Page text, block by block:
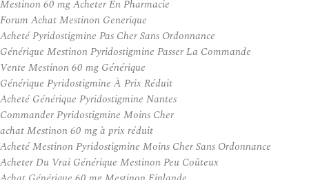
Mestinon 60 mg Acheter En Pharmacie
Forum Achat Mestinon Generique
Acheté Pyridostigmine Pas Cher Sans Ordonnance
Générique Mestinon Pyridostigmine Passer La Commande
Vente Mestinon 60 mg Générique
Générique Pyridostigmine À Prix Réduit
Acheté Générique Pyridostigmine Nantes
Commander Pyridostigmine Moins Cher
achat Mestinon 60 mg à prix réduit
Acheté Mestinon Pyridostigmine Moins Cher Sans Ordonnance
Acheter Du Vrai Générique Mestinon Peu Coûteux